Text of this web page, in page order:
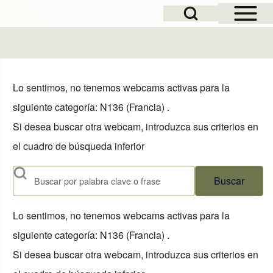
Open Sidebar
Open Search Block
Lo sentimos, no tenemos webcams activas para la
siguiente categoría: N136 (Francia) .
Si desea buscar otra webcam, introduzca sus criterios en
el cuadro de búsqueda inferior
Buscar
Lo sentimos, no tenemos webcams activas para la
siguiente categoría: N136 (Francia) .
Si desea buscar otra webcam, introduzca sus criterios en